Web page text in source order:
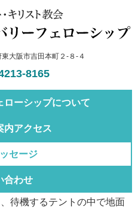
大阪市吉田本町２-８-４
8165
ローシップについて
内アクセス
セージ
合わせ
待機するテントの中で地面